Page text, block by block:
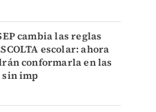
cambia las reglas
escolar: ahora
conformarla en las
sin imp